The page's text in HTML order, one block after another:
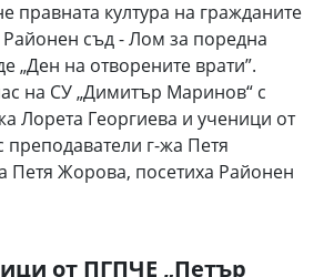
правната култура на гражданите
Районен съд - Лом за поредна
„Ден на отворените врати”.
на СУ „Димитър Маринов“ с
Лорета Георгиева и ученици от
преподаватели г-жа Петя
Петя Жорова, посетиха Районен
от ПГПЧЕ „Петър